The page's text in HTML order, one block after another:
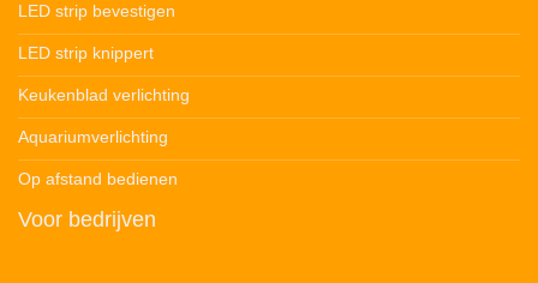
LED strip bevestigen
LED strip knippert
Keukenblad verlichting
Aquariumverlichting
Op afstand bedienen
Voor bedrijven